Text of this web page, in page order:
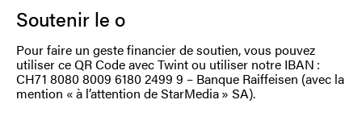
Soutenir le o
Pour faire un geste financier de soutien, vous pouvez
utiliser ce QR Code avec Twint ou utiliser notre IBAN :
CH71 8080 8009 6180 2499 9 – Banque Raiffeisen (avec la
mention « à l’attention de StarMedia » SA).